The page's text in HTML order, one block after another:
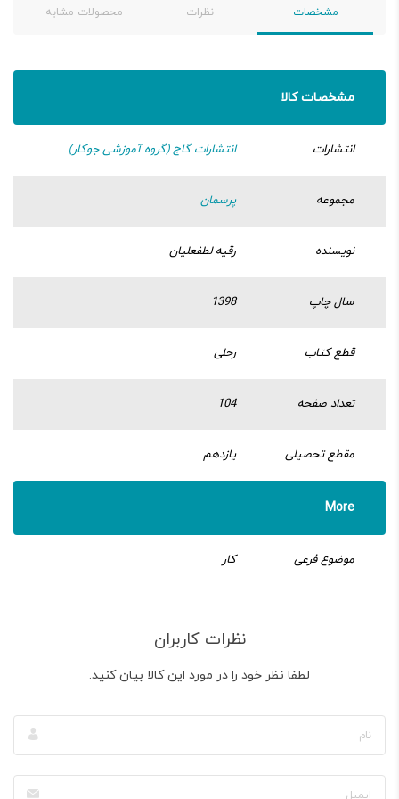
مشخصات نظرات محصولات مشابه
مشخصات کالا
انتشارات انتشارات گاج (گروه آموزشی جوکار)
مجموعه پرسمان
نویسنده رقیه لطفعلیان
سال چاپ 1398
قطع کتاب رحلی
تعداد صفحه 104
مقطع تحصیلی یازدهم
More
موضوع فرعی کار
نظرات کاربران
لطفا نظر خود را در مورد این کالا بیان کنید.